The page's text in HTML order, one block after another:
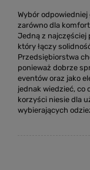
Wybór
zarówno dla
Jedną z najczęściej
który łączy
Przedsiębiorstwa
ponieważ dobrze
eventów oraz jako
jednak wiedzieć, co
korzyści niesie dla
wybierających